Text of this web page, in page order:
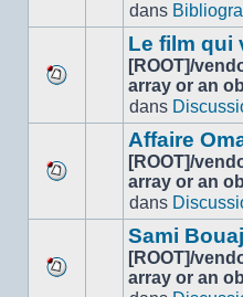
nouveau
message
dans
nouveau
message
Le film qui
[ROOT]/
array or an
dans
nouveau
message
Affaire
[ROOT]/
array or an
dans
Sami
[ROOT]/
array or an